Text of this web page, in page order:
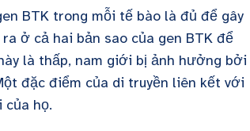
BTK trong mỗi tế bào là đủ để gây
ở cả hai bản sao của gen BTK để
là thấp, nam giới bị ảnh hưởng bởi
đặc điểm của di truyền liên kết với
họ.